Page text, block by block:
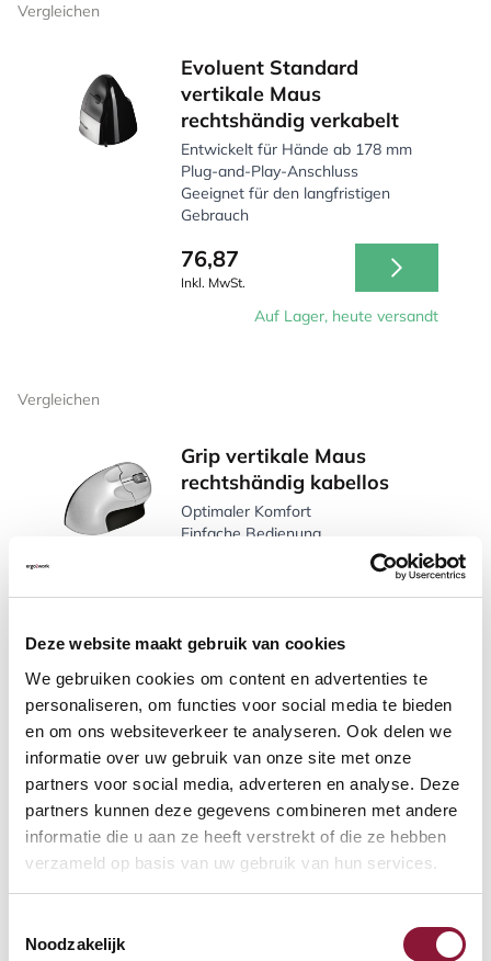
Deze website maakt gebruik van cookies
We gebruiken cookies om content en advertenties te
personaliseren, om functies voor social media te bieden
en om ons websiteverkeer te analyseren. Ook delen we
informatie over uw gebruik van onze site met onze
partners voor social media, adverteren en analyse. Deze
partners kunnen deze gegevens combineren met andere
informatie die u aan ze heeft verstrekt of die ze hebben
verzameld op basis van uw gebruik van hun services.
Noodzakelijk
Vergleichen
Evoluent Standard
vertikale Maus
rechtshändig verkabelt
Entwickelt für Hände ab 178 mm
Plug-and-Play-Anschluss
Geeignet für den langfristigen
Gebrauch
76,87
Inkl. MwSt.
Auf Lager, heute versandt
Vergleichen
Grip vertikale Maus
rechtshändig kabellos
Optimaler Komfort
Einfache Bedienung
Für Benutzer mit beginnenden RSI-
Inkl. MwSt.
Auf Lager, heute versandt
Kostenlose Rücksendung
(100 Tage)
PersönlichetelefonischeBeratung
Kostenloser Versandab €75,-
Späterbezahlen